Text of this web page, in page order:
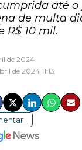
até
de multa
R$ 10 mil.
de 2024
de 2024 11:13